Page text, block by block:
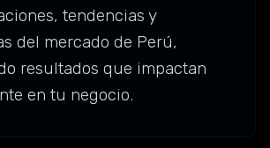
tendencias y
del mercado de Perú,
resultados que impactan
en tu negocio.